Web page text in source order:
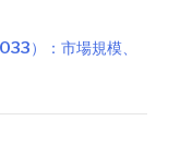
）：市場規模、